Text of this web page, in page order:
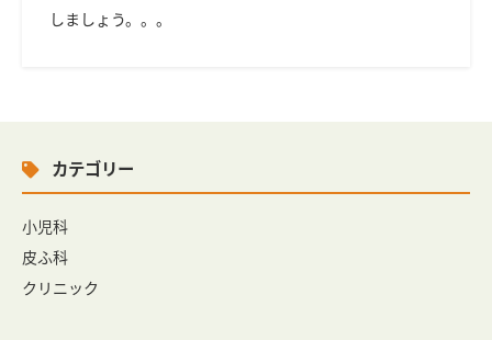
しましょう。。。
カテゴリー
小児科
皮ふ科
クリニック